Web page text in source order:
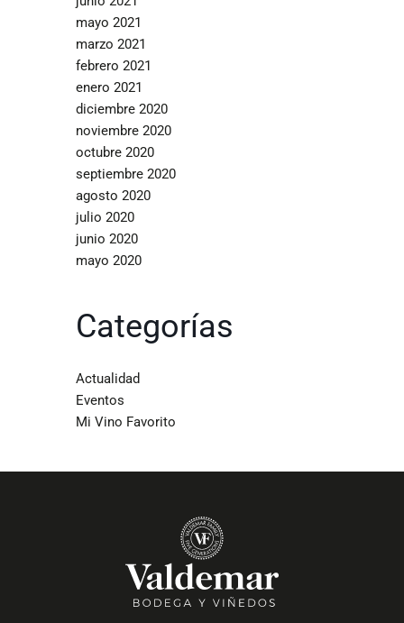
mayo 2021
marzo 2021
febrero 2021
enero 2021
diciembre 2020
noviembre 2020
octubre 2020
septiembre 2020
agosto 2020
julio 2020
junio 2020
mayo 2020
Categorías
Actualidad
Eventos
Mi Vino Favorito